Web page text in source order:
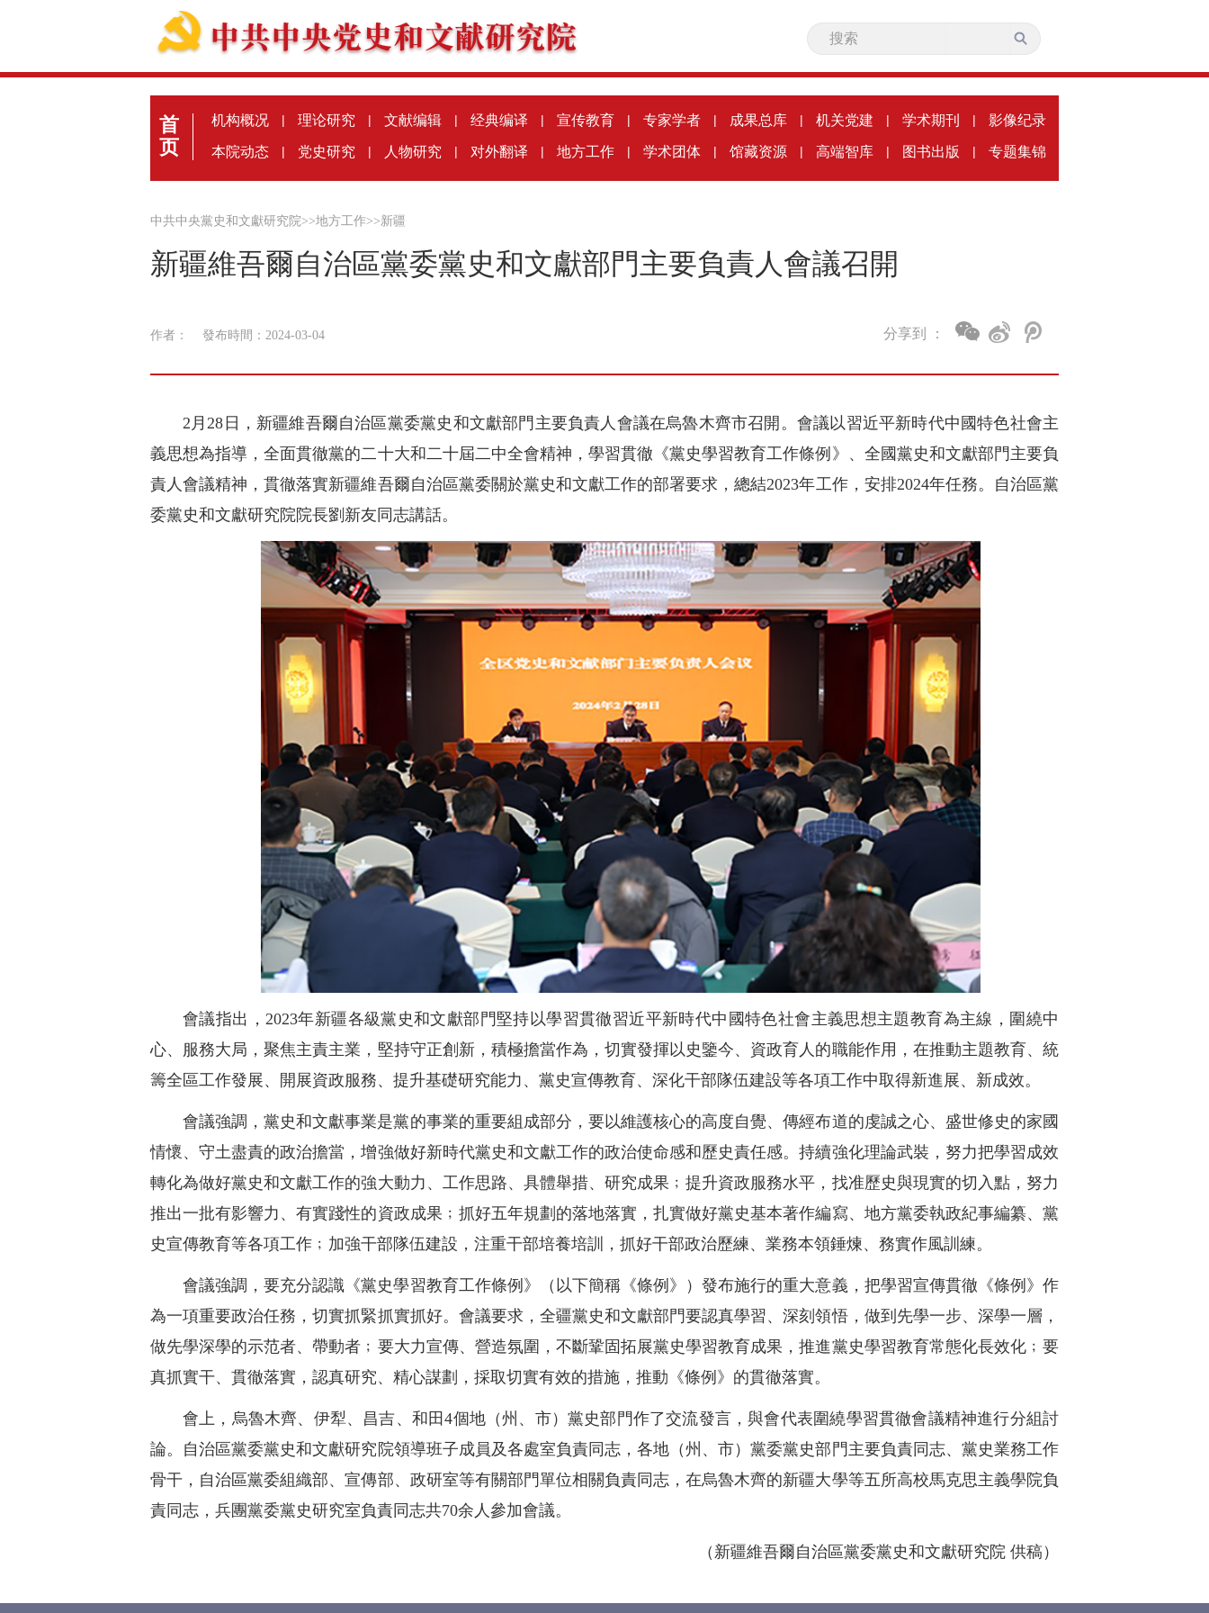
首
页
机构概况 | 理论研究 | 文献编辑 | 经典编译 | 宣传教育 | 专家学者 | 成果总库 | 机关党建 | 学术期刊 | 影像纪录
本院动态 | 党史研究 | 人物研究 | 对外翻译 | 地方工作 | 学术团体 | 馆藏资源 | 高端智库 | 图书出版 | 专题集锦
中共中央黨史和文獻研究院>>地方工作>>新疆
新疆維吾爾自治區黨委黨史和文獻部門主要負責人會議召開
作者： 發布時間：2024-03-04 分享到 ：
2月28日，新疆維吾爾自治區黨委黨史和文獻部門主要負責人會議在烏魯木齊市召開。會議以習近平新時代中國特色社會主
義思想為指導，全面貫徹黨的二十大和二十屆二中全會精神，學習貫徹《黨史學習教育工作條例》、全國黨史和文獻部門主要負
責人會議精神，貫徹落實新疆維吾爾自治區黨委關於黨史和文獻工作的部署要求，總結2023年工作，安排2024年任務。自治區黨
委黨史和文獻研究院院長劉新友同志講話。
會議指出，2023年新疆各級黨史和文獻部門堅持以學習貫徹習近平新時代中國特色社會主義思想主題教育為主線，圍繞中
心、服務大局，聚焦主責主業，堅持守正創新，積極擔當作為，切實發揮以史鑒今、資政育人的職能作用，在推動主題教育、統
籌全區工作發展、開展資政服務、提升基礎研究能力、黨史宣傳教育、深化干部隊伍建設等各項工作中取得新進展、新成效。
會議強調，黨史和文獻事業是黨的事業的重要組成部分，要以維護核心的高度自覺、傳經布道的虔誠之心、盛世修史的家國
情懷、守土盡責的政治擔當，增強做好新時代黨史和文獻工作的政治使命感和歷史責任感。持續強化理論武裝，努力把學習成效
轉化為做好黨史和文獻工作的強大動力、工作思路、具體舉措、研究成果﹔提升資政服務水平，找准歷史與現實的切入點，努力
推出一批有影響力、有實踐性的資政成果﹔抓好五年規劃的落地落實，扎實做好黨史基本著作編寫、地方黨委執政紀事編纂、黨
史宣傳教育等各項工作﹔加強干部隊伍建設，注重干部培養培訓，抓好干部政治歷練、業務本領錘煉、務實作風訓練。
會議強調，要充分認識《黨史學習教育工作條例》（以下簡稱《條例》）發布施行的重大意義，把學習宣傳貫徹《條例》作
為一項重要政治任務，切實抓緊抓實抓好。會議要求，全疆黨史和文獻部門要認真學習、深刻領悟，做到先學一步、深學一層，
做先學深學的示范者、帶動者﹔要大力宣傳、營造氛圍，不斷鞏固拓展黨史學習教育成果，推進黨史學習教育常態化長效化﹔要
真抓實干、貫徹落實，認真研究、精心謀劃，採取切實有效的措施，推動《條例》的貫徹落實。
會上，烏魯木齊、伊犁、昌吉、和田4個地（州、市）黨史部門作了交流發言，與會代表圍繞學習貫徹會議精神進行分組討
論。自治區黨委黨史和文獻研究院領導班子成員及各處室負責同志，各地（州、市）黨委黨史部門主要負責同志、黨史業務工作
骨干，自治區黨委組織部、宣傳部、政研室等有關部門單位相關負責同志，在烏魯木齊的新疆大學等五所高校馬克思主義學院負
責同志，兵團黨委黨史研究室負責同志共70余人參加會議。
（新疆維吾爾自治區黨委黨史和文獻研究院 供稿）